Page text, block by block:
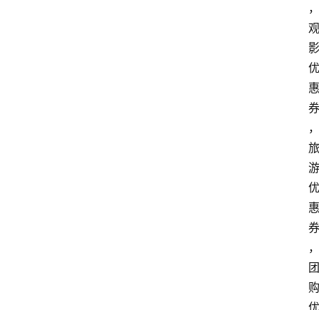
，
观
影
优
惠
券
，
旅
游
优
惠
券
，
团
购
优